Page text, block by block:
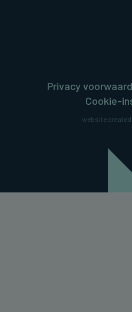
Privacy
Cookie-
website